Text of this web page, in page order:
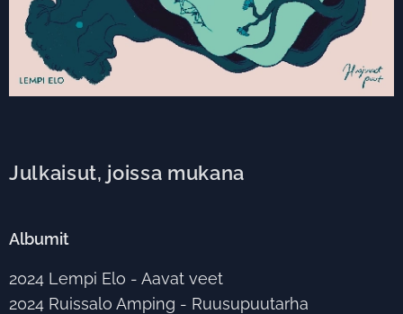
Julkaisut, joissa mukana
Albumit
2024 Lempi Elo - Aavat veet
2024 Ruissalo Amping - Ruusupuutarha